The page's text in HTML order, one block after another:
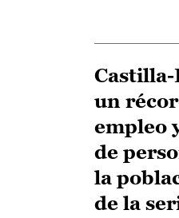
Castilla-
un
empleo
de
la
de la